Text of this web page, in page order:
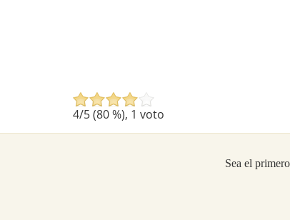
4/5 (80%), 1 voto
Sea el